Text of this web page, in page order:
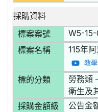
採購資料
標案案號
W5-
標案名稱 115年
教學
標的分類
勞務類
衛生及
採購金額級
公告金